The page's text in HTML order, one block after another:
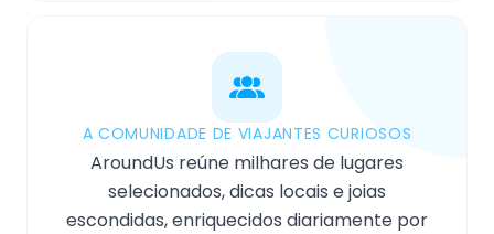
A COMUNIDADE DE VIAJANTES CURIOSOS
AroundUs reúne milhares de lugares
selecionados, dicas locais e joias
escondidas, enriquecidos diariamente por